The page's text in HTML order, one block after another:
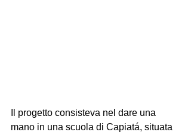
Il progetto consisteva nel dare una
mano in una scuola di Capiatá, situata